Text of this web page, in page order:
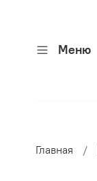
Меню
Главная